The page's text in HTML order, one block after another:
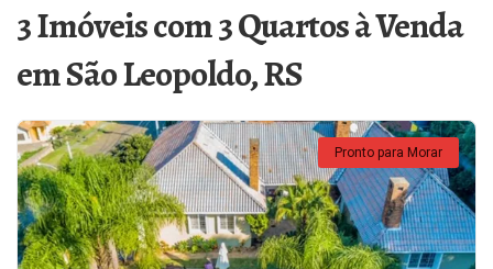
3 Imóveis com 3 Quartos à Venda
em São Leopoldo, RS
Pronto para Morar